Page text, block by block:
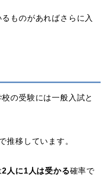
ものがあればさらに入
の受験には一般入試と
推移しています。
2人に1人は受かる確率で